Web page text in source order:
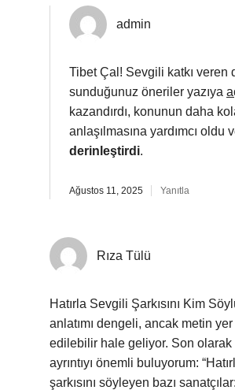
admin
Tibet Çal! Sevgili katkı veren
sunduğunuz öneriler yazıya
kazandırdı, konunun daha
anlaşılmasına yardımcı oldu
derinleştirdi.
Ağustos 11, 2025 Yanıtla
Rıza Tülü
Hatırla Sevgili Şarkısını Kim
anlatımı dengeli, ancak metin
edilebilir hale geliyor. Son olarak
ayrıntıyı önemli buluyorum:
şarkısını söyleyen bazı